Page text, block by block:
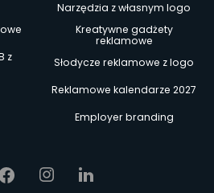
Narzędzia z własnym logo
Kreatywne gadżety
reklamowe
z
Słodycze reklamowe z logo
Reklamowe kalendarze 2027
Employer branding